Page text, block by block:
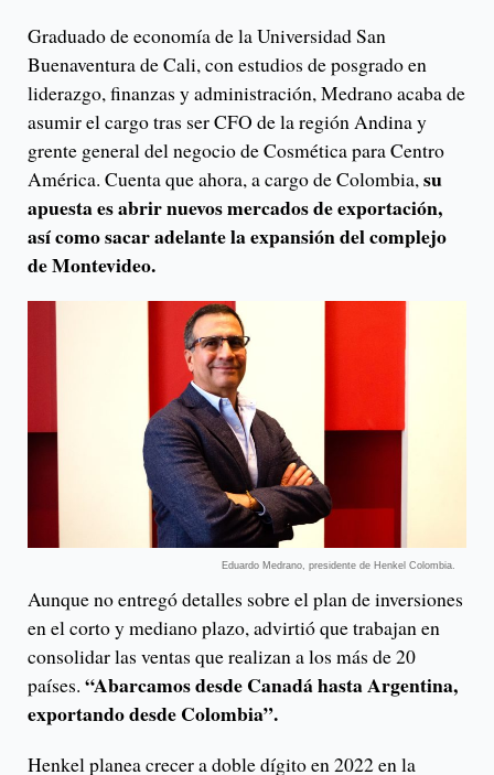
Graduado de economía de la Universidad San
Buenaventura de Cali, con estudios de posgrado en
liderazgo, finanzas y administración, Medrano acaba de
asumir el cargo tras ser CFO de la región Andina y
grente general del negocio de Cosmética para Centro
América. Cuenta que ahora, a cargo de Colombia,su
apuesta es abrir nuevos mercados de exportación,
así como sacar adelante la expansión del complejo
de Montevideo.
Eduardo Medrano, presidente de Henkel Colombia.
Aunque no entregó detalles sobre el plan de inversiones
en el corto y mediano plazo, advirtió que trabajan en
consolidar las ventas que realizan a los más de 20
países. “Abarcamos desde Canadá hasta Argentina,
exportando desde Colombia”.
Henkel planea crecer a doble dígito en 2022 en la